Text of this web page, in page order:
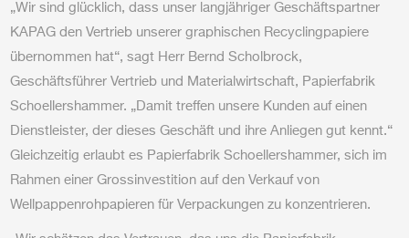
„Wir sind glücklich, dass unser langjähriger Geschäftspartner
KAPAG den Vertrieb unserer graphischen Recyclingpapiere
übernommen hat“, sagt Herr Bernd Scholbrock,
Geschäftsführer Vertrieb und Materialwirtschaft, Papierfabrik
Schoellershammer. „Damit treffen unsere Kunden auf einen
Dienstleister, der dieses Geschäft und ihre Anliegen gut kennt.“
Gleichzeitig erlaubt es Papierfabrik Schoellershammer, sich im
Rahmen einer Grossinvestition auf den Verkauf von
Wellpappenrohpapieren für Verpackungen zu konzentrieren.